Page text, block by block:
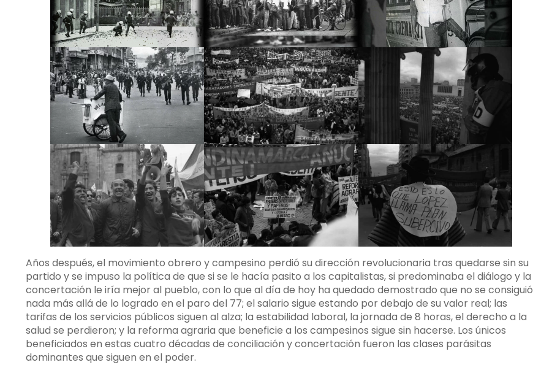
Años después, el movimiento obrero y campesino perdió su dirección revolucionaria tras quedarse sin su
partido y se impuso la política de que si se le hacía pasito a los capitalistas, si predominaba el diálogo y la
concertación le iría mejor al pueblo, con lo que al día de hoy ha quedado demostrado que no se consiguió
nada más allá de lo logrado en el paro del 77; el salario sigue estando por debajo de su valor real; las
tarifas de los servicios públicos siguen al alza; la estabilidad laboral, la jornada de 8 horas, el derecho a la
salud se perdieron; y la reforma agraria que beneficie a los campesinos sigue sin hacerse. Los únicos
beneficiados en estas cuatro décadas de conciliación y concertación fueron las clases parásitas
dominantes que siguen en el poder.